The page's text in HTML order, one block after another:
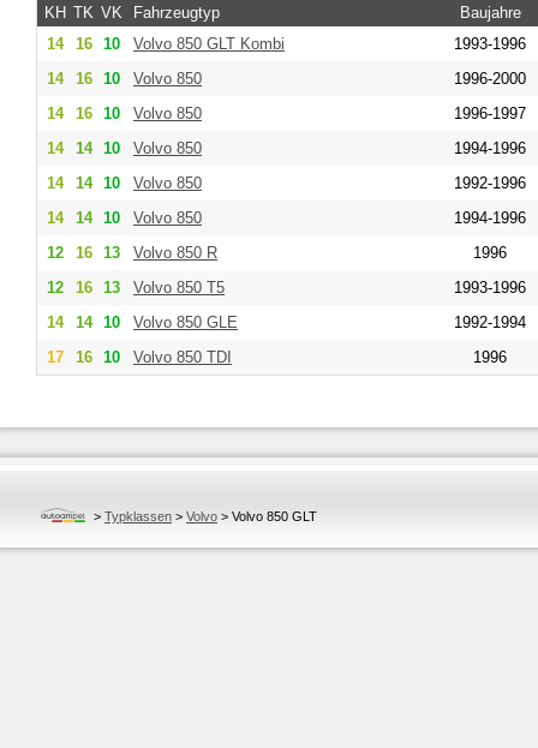
KH TK VK Fahrzeugtyp
Baujahre
14
16 10 Volvo 850 GLT Kombi
1993-1996
14
16 10 Volvo 850
1996-2000
14
16 10 Volvo 850
1996-1997
14
14 10 Volvo 850
1994-1996
14
14 10 Volvo 850
1992-1996
14
14 10 Volvo 850
1994-1996
12
16 13 Volvo 850 R
1996
12
16 13 Volvo 850 T5
1993-1996
14
14 10 Volvo 850 GLE
1992-1994
17
16 10 Volvo 850 TDI 1996
> Typklassen > Volvo > Volvo 850 GLT